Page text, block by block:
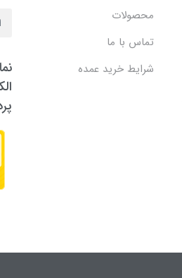
محصولات
تماس با ما
شرایط خرید عمده